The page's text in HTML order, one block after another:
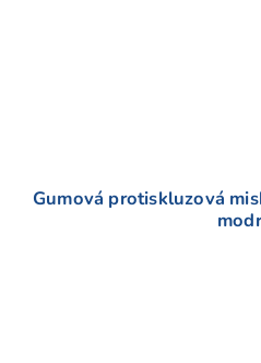
Gumová protiskluzová